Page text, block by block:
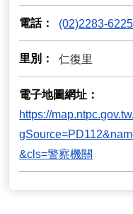
電話 (02)2283-6225
里別 仁復里
電子地圖網址
https://
&cls=警察機關